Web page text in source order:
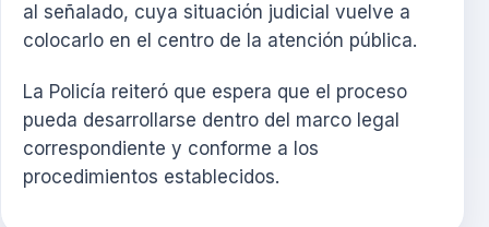
al señalado, cuya situación judicial vuelve a
colocarlo en el centro de la atención pública.
La Policía reiteró que espera que el proceso
pueda desarrollarse dentro del marco legal
correspondiente y conforme a los
procedimientos establecidos.